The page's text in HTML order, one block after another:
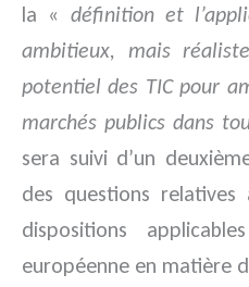
la « définition et
ambitieux, mais
potentiel des TIC pour
marchés publics dans
sera suivi d’un
des questions
dispositions
européenne en matière